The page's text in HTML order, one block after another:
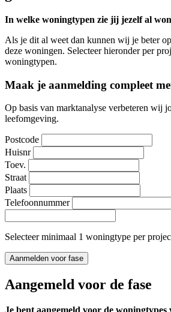
In welke woningtypen zie jij jezelf al
Als je dit al weet dan kunnen wij je beter
deze woningen. Selecteer hieronder per
woningtypen.
Maak je aanmelding compleet
Op basis van marktanalyse verbeteren wij
leefomgeving.
Postcode
Huisnr
Toev.
Straat
Plaats
Telefoonnummer
Selecteer minimaal 1 woningtype per
Aanmelden voor fase
Aangemeld voor de fase